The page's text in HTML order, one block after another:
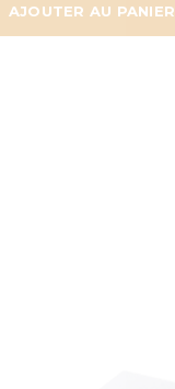
AJOUTER AU PANIER